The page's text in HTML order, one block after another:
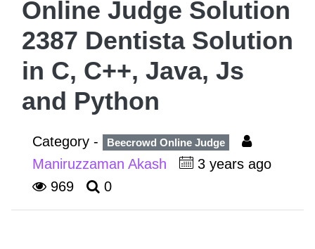
Online Judge Solution
2387 Dentista Solution
in C, C++, Java, Js
and Python
Category - Beecrowd Online Judge
Maniruzzaman Akash
3 years ago
969
0